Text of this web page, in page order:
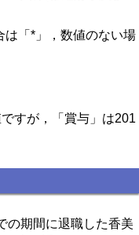
は「*」，数値のない場
すが，「賞与」は201
の期間に退職した香美